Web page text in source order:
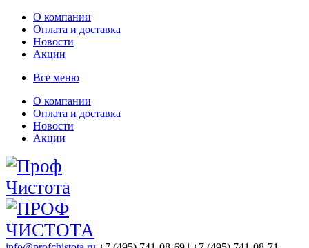
О компании
Оплата и доставка
Новости
Акции
Все меню
О компании
Оплата и доставка
Новости
Акции